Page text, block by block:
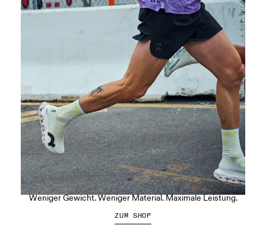
Der LightSpray Cloudmonster 3 Hyper
Weniger Gewicht. Weniger Material. Maximale Leistung.
ZUM SHOP